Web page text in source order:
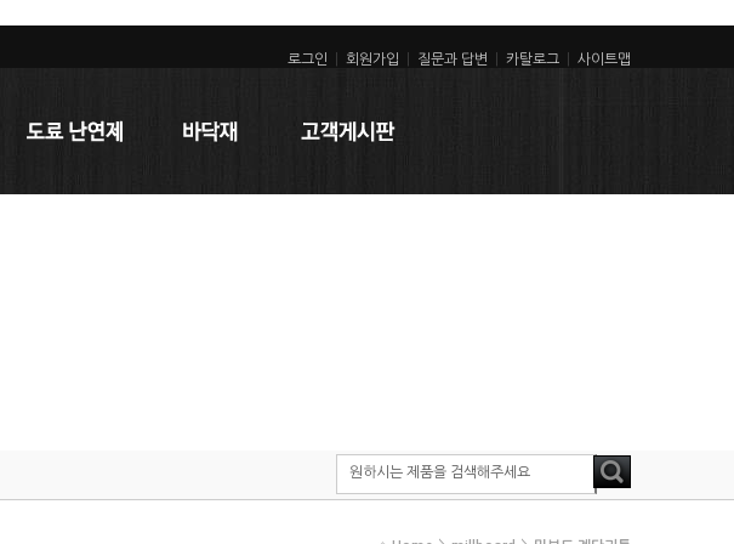
로그인 회원가입 질문과 답변 카탈로그 사이트맵